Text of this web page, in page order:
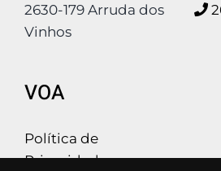
2630-179 Arruda dos
Vinhos
VOA
Política de
Privacidade